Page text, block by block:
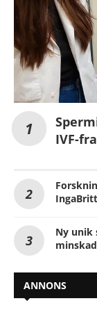
IVF-
Ny unik
ANNONS